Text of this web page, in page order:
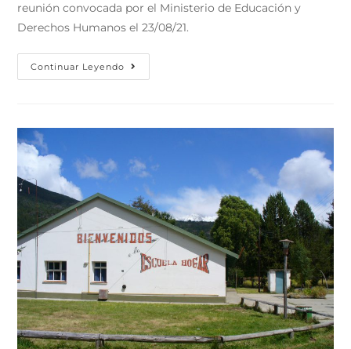
reunión convocada por el Ministerio de Educación y
Derechos Humanos el 23/08/21.
Continuar Leyendo